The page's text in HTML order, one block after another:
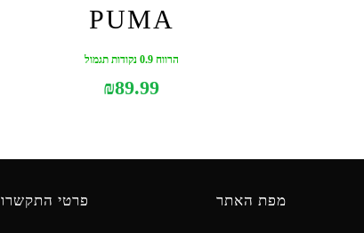
PUMA
הרווח 0.9 נקודות תגמול
₪89.99
מפת האתר פרטי